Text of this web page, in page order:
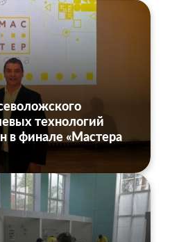
технологий
в финале «Мастера